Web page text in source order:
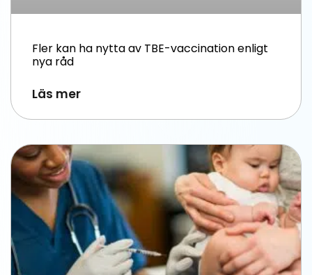
Fler kan ha nytta av TBE-vaccination enligt
nya råd
Läs mer